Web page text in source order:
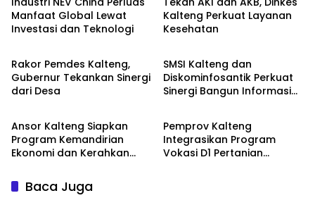
Manfaat Global Lewat
Investasi dan Teknologi
Kalteng Perkuat Layanan
Kesehatan
Berita
Rakor Pemdes Kalteng,
Gubernur Tekankan Sinergi
dari Desa
Berita
SMSI Kalteng dan
Diskominfosantik Perkuat
Sinergi Bangun Informasi
Berita
Ansor Kalteng Siapkan
Program Kemandirian
Ekonomi dan Kerahkan
Karhutla
Berita
Pemprov Kalteng
Integrasikan Program
Vokasi D1 Pertanian
Baca Juga